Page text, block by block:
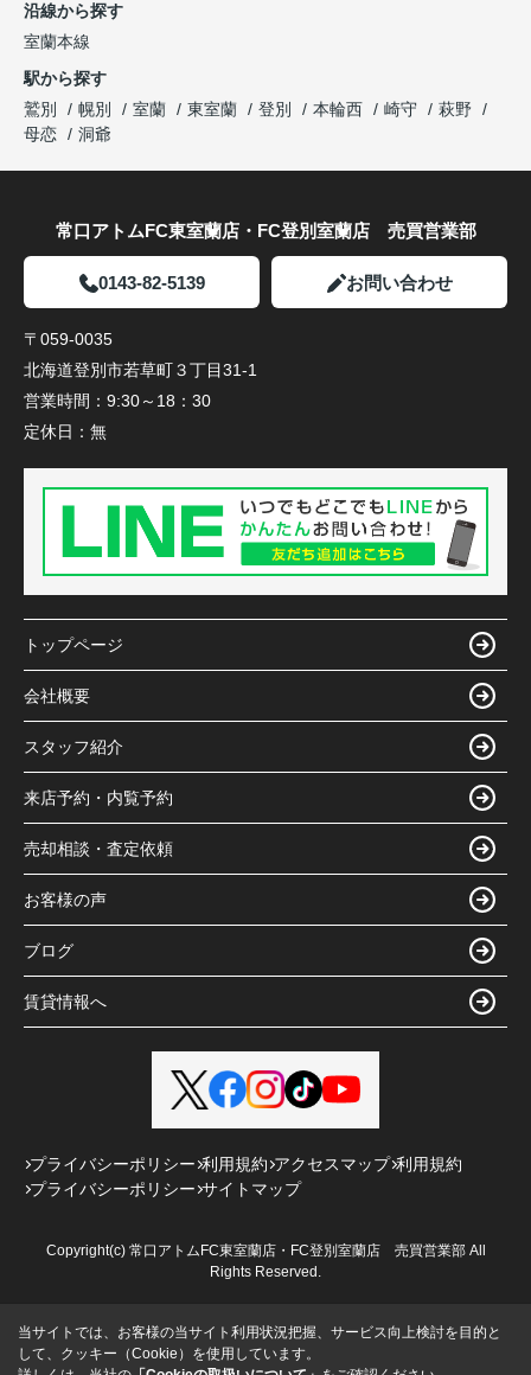
沿線から探す
室蘭本線
駅から探す
鷲別
幌別 室蘭 東室蘭 登別 本輪西 崎守
萩野
母恋
洞爺
常口アトムFC東室蘭店・FC登別室蘭店 売買営業部
0143-82-5139 お問い合わせ
〒059-0035
北海道登別市若草町３丁目31-1
営業時間： 9:30～18：30
定休日： 無
トップページ
会社概要
スタッフ紹介
来店予約・内覧予約
売却相談・査定依頼
お客様の声
ブログ
賃貸情報へ
プライバシーポリシー 利用規約 アクセスマップ 利用規約
プライバシーポリシー サイトマップ
Copyright(c) 常口アトムFC東室蘭店・FC登別室蘭店 売買営業部 All
Rights Reserved.
当サイトでは、お客様の当サイト利用状況把握、サービス向上検討を目的と
して、クッキー（Cookie）を使用しています。